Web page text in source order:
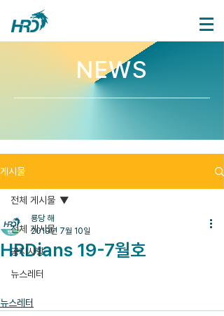
NEWS
게시물
전체 게시물
공지사항
뉴스레터
전체 게시물
HRDians 19-7월호
룡당 해
2019년 7월 10일
뉴스레터